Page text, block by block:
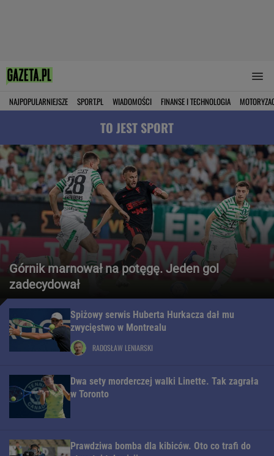
NAJPOPULARNIEJSZE SPORT.PL WIADOMOŚCI FINANSE I TECHNOLOGIA
TO JEST SPORT
Górnik marnował na potęgę. Jeden gol
zadecydował
Spiżowy serwis Huberta Hurkacza dał mu
zwycięstwo w Montrealu
RADOSŁAW LENIARSKI
Dwa sety morderczej walki Linette. Tak zagrała
w Toronto
Prawdziwa bomba dla kibiców. Oto co trafi do